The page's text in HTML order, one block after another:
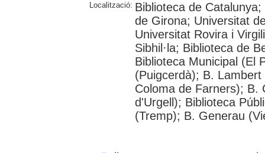
Localització: Biblioteca de
de Girona; Universitat
Universitat Rovira i
Sibhil·la; Biblioteca de
Biblioteca Municipal (El
(Puigcerdà); B.
Coloma de Farners); B.
d'Urgell); Biblioteca
(Tremp); B. Generau